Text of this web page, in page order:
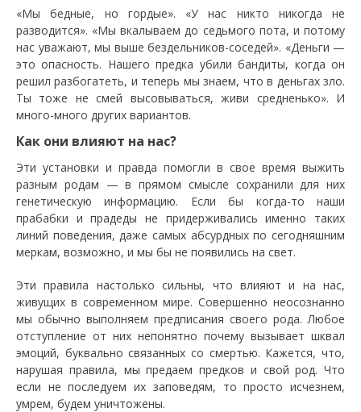
«Мы бедные, но гордые». «У нас никто никогда не
разводится». «Мы вкалываем до седьмого пота, и потому
нас уважают, мы выше бездельников-соседей». «Деньги —
это опасность. Нашего предка убили бандиты, когда он
решил разбогатеть, и теперь мы знаем, что в деньгах зло.
Ты тоже не смей высовываться, живи средненько». И
много-много других вариантов.
Как они влияют на нас?
Эти установки и правда помогли в свое время выжить
разным родам — в прямом смысле сохранили для них
генетическую информацию. Если бы когда-то наши
прабабки и прадеды не придерживались именно таких
линий поведения, даже самых абсурдных по сегодняшним
меркам, возможно, и мы бы не появились на свет.
Эти правила настолько сильны, что влияют и на нас,
живущих в современном мире. Совершенно неосознанно
мы обычно выполняем предписания своего рода. Любое
отступление от них непонятно почему вызывает шквал
эмоций, буквально связанных со смертью. Кажется, что,
нарушая правила, мы предаем предков и свой род. Что
если не последуем их заповедям, то просто исчезнем,
умрем, будем уничтожены.